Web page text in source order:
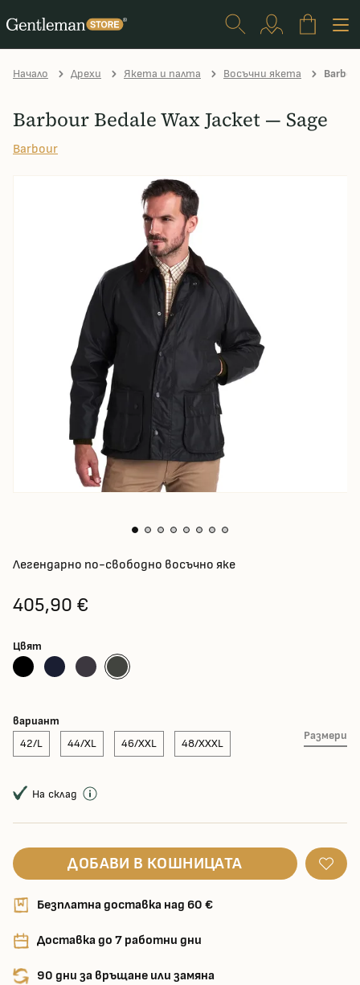
Начало Дрехи Якета и палта Восъчни якета
Barbour Bedale Wax Jacket — Sage
Barbour
Легендарно по-свободно восъчно яке
405,90 €
Цвят
вариант
42/L
44/XL 46/XXL 48/XXXL
Размери
На склад
ДОБАВИ В КОШНИЦАТА
Безплатна доставка над 60 €
Доставка до 7 работни дни
90 дни за връщане или замяна